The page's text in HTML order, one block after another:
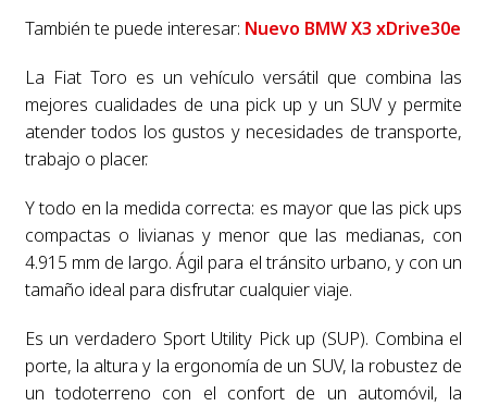
También te puede interesar: Nuevo BMW X3 xDrive30e
La Fiat Toro es un vehículo versátil que combina las
mejores cualidades de una pick up y un SUV y permite
atender todos los gustos y necesidades de transporte,
trabajo o placer.
Y todo en la medida correcta: es mayor que las pick ups
compactas o livianas y menor que las medianas, con
4.915 mm de largo. Ágil para el tránsito urbano, y con un
tamaño ideal para disfrutar cualquier viaje.
Es un verdadero Sport Utility Pick up (SUP). Combina el
porte, la altura y la ergonomía de un SUV, la robustez de
un todoterreno con el confort de un automóvil, la